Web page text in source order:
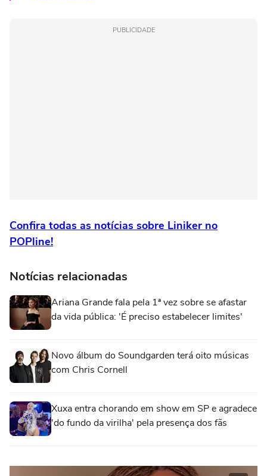
PUBLICIDADE
Confira todas as notícias sobre Liniker no
POPline!
Notícias relacionadas
Ariana Grande fala pela 1ª vez sobre se afastar
da vida pública: 'É preciso estabelecer limites'
Novo álbum do Soundgarden terá oito músicas
com Chris Cornell
Xuxa entra chorando em show em SP e agradece
'do fundo da virilha' pela presença dos fãs